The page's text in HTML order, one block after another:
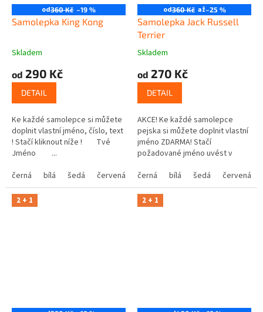
od360 Kč –19 %
Samolepka King Kong
Skladem
od 290 Kč
DETAIL
Ke každé samolepce si můžete
doplnit vlastní jméno, číslo, text
! Stačí kliknout níže ! Tvé
Jméno ...
černá
bílá šedá červená modrá žlutá zelená růžová
od360 Kč až–25 %
Samolepka Jack Russell
Terrier
Skladem
od 270 Kč
DETAIL
AKCE! Ke každé samolepce
pejska si můžete doplnit vlastní
jméno ZDARMA! Stačí
požadované jméno uvést v
košíku.
černá bílá šedá červená
2 + 1 2 + 1